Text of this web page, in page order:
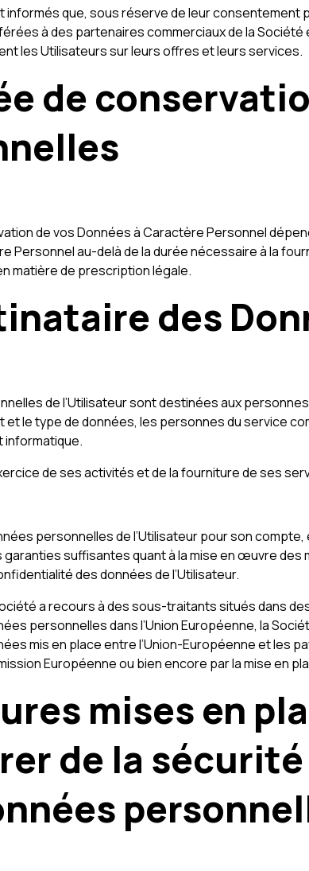
informés que, sous réserve de leur
à des partenaires commerciaux de la
les Utilisateurs sur leurs offres et leurs services.
de
de vos Données à Caractère Personnel
Personnel au-delà de la durée nécessaire à la
matière de prescription légale.
des
de l’Utilisateur sont destinées aux
le type de données, les personnes du service
informatique.
de ses activités et de la fourniture de ses
personnelles de l’Utilisateur pour son
suffisantes quant à la mise en œuvre
des données de l’Utilisateur.
a recours à des sous-traitants situés dans
personnelles dans l’Union Européenne, la
mis en place entre l’Union-Européenne et les
Européenne ou bien encore par la mise en
mises en
de la